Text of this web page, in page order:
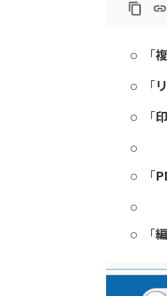
「
「
「
「
「